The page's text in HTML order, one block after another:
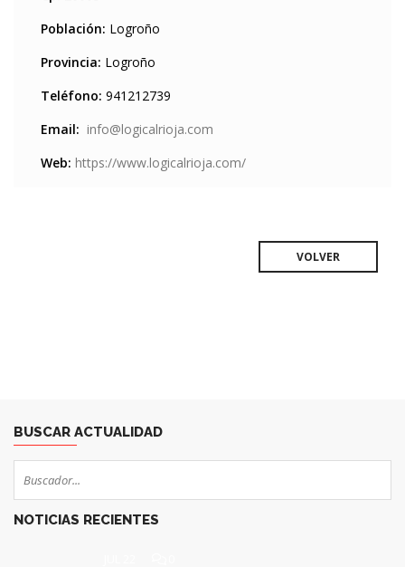
Población: Logroño
Provincia: Logroño
Teléfono: 941212739
Email: info@logicalrioja.com
Web: https://www.logicalrioja.com/
VOLVER
BUSCAR ACTUALIDAD
NOTICIAS RECIENTES